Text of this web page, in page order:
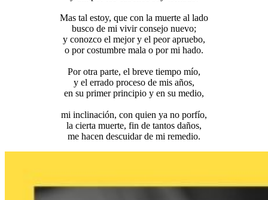
Mas tal estoy, que con la muerte al lado
busco de mi vivir consejo nuevo;
y conozco el mejor y el peor apruebo,
o por costumbre mala o por mi hado.
Por otra parte, el breve tiempo mío,
y el errado proceso de mis años,
en su primer principio y en su medio,
mi inclinación, con quien ya no porfío,
la cierta muerte, fin de tantos daños,
me hacen descuidar de mi remedio.